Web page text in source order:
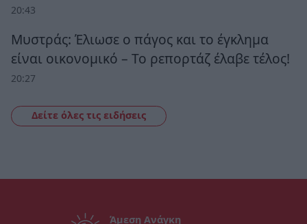
20:43
Μυστράς: Έλιωσε ο πάγος και το έγκλημα
είναι οικονομικό – Το ρεπορτάζ έλαβε τέλος!
20:27
Δείτε όλες τις ειδήσεις
Άμεση Ανάγκη